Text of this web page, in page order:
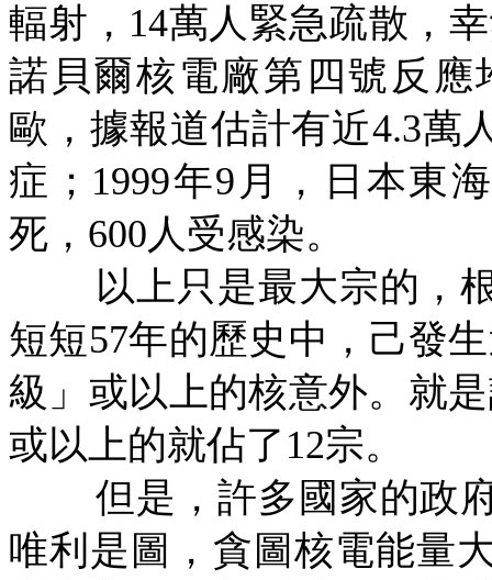
輻射， 14萬人緊急疏散，
諾貝爾核電廠第四號反
歐，據報道估計有近4.3萬
症； 1999年9 月，日本東
死， 600人受感染。
以上只是最大宗的，
短短57年的歷史中，己發
級」或以上的核意外。就
或以上的就佔了 12宗。
但是，許多國家的政
唯利是圖，貪圖核電能量